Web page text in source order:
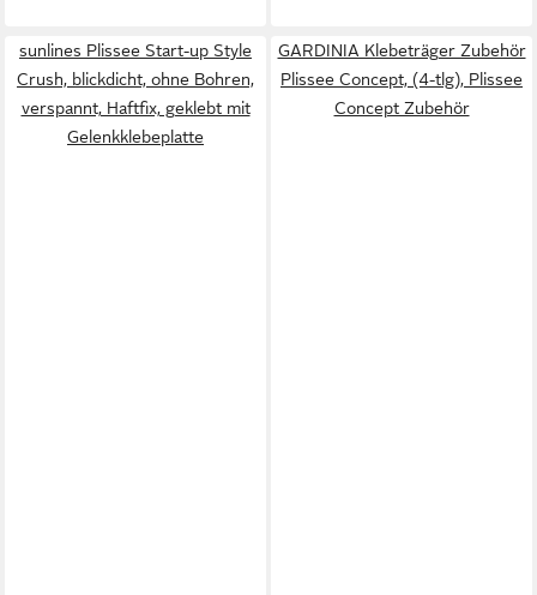
sunlines Plissee Start-up Style
Crush, blickdicht, ohne Bohren,
verspannt, Haftfix, geklebt mit
Gelenkklebeplatte
GARDINIA Klebeträger Zubehör
Plissee Concept, (4-tlg), Plissee
Concept Zubehör